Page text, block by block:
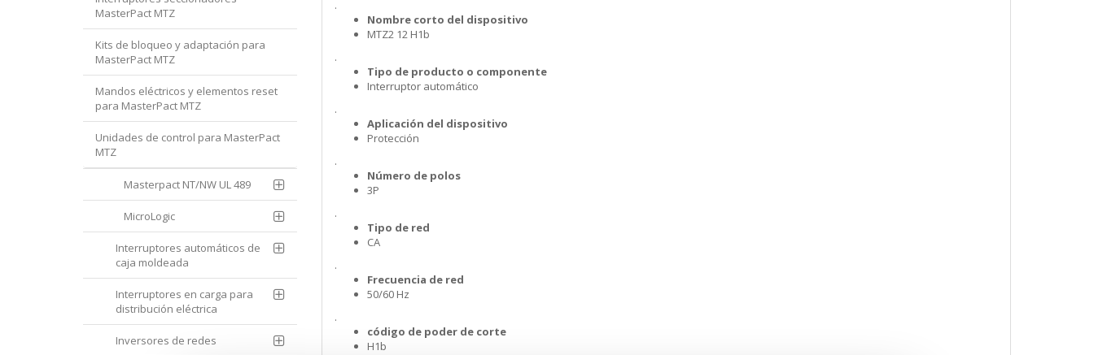
.
Nombre corto del dispositivo
MTZ2 12 H1b
.
Tipo de producto o componente
Interruptor automático
.
Aplicación del dispositivo
Protección
.
Número de polos
3P
.
Tipo de red
CA
.
Frecuencia de red
50/60 Hz
.
código de poder de corte
H1b
MasterPact MTZ
Kits de bloqueo y adaptación para
MasterPact MTZ
Mandos eléctricos y elementos reset
para MasterPact MTZ
Unidades de control para MasterPact
MTZ
Masterpact NT/NW UL 489
MicroLogic
Interruptores automáticos de
caja moldeada
Interruptores en carga para
distribución eléctrica
Inversores de redes